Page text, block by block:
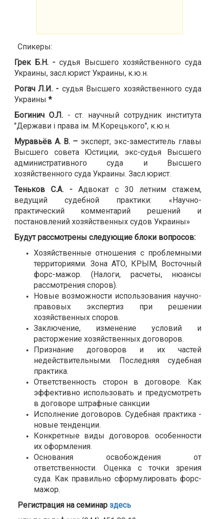
Спикеры:
Грек Б.Н. -судья Высшего хозяйственного суда
Украины, засл.юрист Украины, к.ю.н.
Рогач Л.И. - судья Высшего хозяйственного суда
Украины *
Богинич О.Л. - ст. научный сотрудник института
"Держави і права ім. М.Корецького", к.ю.н.
Муравьёв А. В. – эксперт, экс-заместитель главы
Высшего совета Юстиции, экс-судья Высшего
административного суда и Высшего
хозяйственного суда Украины. Засл.юрист.
Теньков С.А. - Адвокат с 30 летним стажем,
ведущий судебной практики: «Научно-
практический комментарий решений и
постановлений хозяйственных судов Украины»
Будут рассмотрены следующие блоки вопросов:
Хозяйственные отношения с проблемными
территориями. Зона АТО, КРЫМ, Восточный
форс-мажор. (Налоги, расчеты, нюансы
рассмотрения споров).
Новые возможности использования научно-
правовых экспертиз при решении
хозяйственных споров.
Заключение, изменение условий и
расторжение хозяйственных договоров.
Признание договоров и их частей
недействительными. Последняя судебная
практика.
Ответственность сторон в договоре. Как
эффективно использовать и предусмотреть
в договоре штрафные санкции
Исполнение договоров. Судебная практика -
новые тенденции.
Конкретные виды договоров. особенности
их оформления.
Основания освобождения от
ответственности. Оценка с точки зрения
суда. Как правильно сформулировать форс-
мажор.
Регистрация на семинар здесь